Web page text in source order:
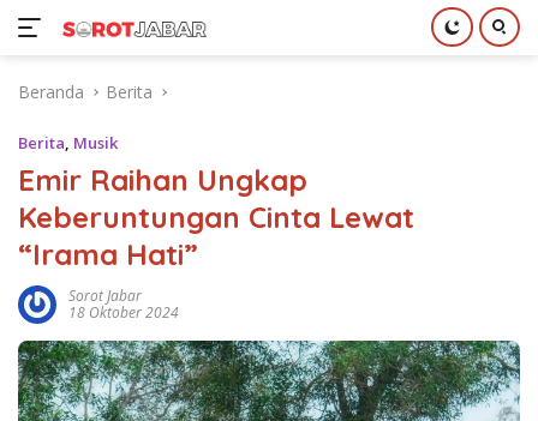
Beranda Berita
Berita, Musik
Emir Raihan Ungkap
Keberuntungan Cinta Lewat
“Irama Hati”
Sorot Jabar
18 Oktober 2024